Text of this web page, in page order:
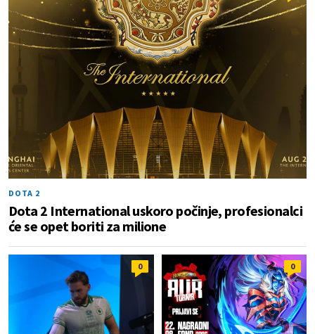
DOTA 2
Dota 2 International uskoro počinje, profesionalci
će se opet boriti za milione
0 0